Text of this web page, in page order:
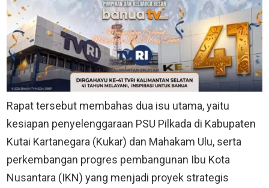
Rapat tersebut membahas dua isu utama, yaitu
kesiapan penyelenggaraan PSU Pilkada di Kabupaten
Kutai Kartanegara (Kukar) dan Mahakam Ulu, serta
perkembangan progres pembangunan Ibu Kota
Nusantara (IKN) yang menjadi proyek strategis